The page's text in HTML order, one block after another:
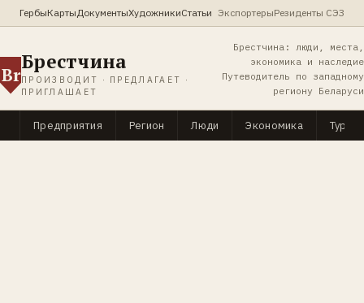
ГербыКартыДокументыХудожникиСтатьи ЭкспортерыРезиденты СЭЗ
Br
Брестчина
ПРОИЗВОДИТ · ПРЕДЛАГАЕТ ·
ПРИГЛАШАЕТ
Брестчина: люди, места,
экономика и наследие
Путеводитель по западному
региону Беларуси
Предприятия Регион Люди Экономика